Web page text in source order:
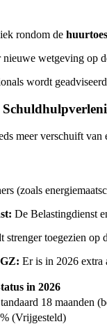
rondom de
wetgeving op
wordt
meer verschuift van
(zoals
De Belastingdienst
strenger toegezien op
Er is in 2026 extra
in 2026
18 maanden
(Vrijgesteld)